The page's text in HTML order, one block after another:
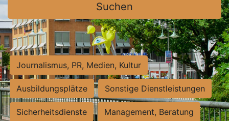
Suchen
Journalismus, PR, Medien, Kultur
Ausbildungsplätze Sonstige Dienstleistungen
Sicherheitsdienste Management, Beratung